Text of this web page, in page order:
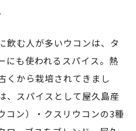
飲む人が多いウコンは、タ
にも使われるスパイス。熱
くから栽培されてきまし
、スパイスとして屋久島産
コン）・クスリウコンの3種